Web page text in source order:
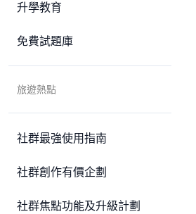
升學教育
免費試題庫
旅遊熱點
社群最強使用指南
社群創作有價企劃
社群焦點功能及升級計劃